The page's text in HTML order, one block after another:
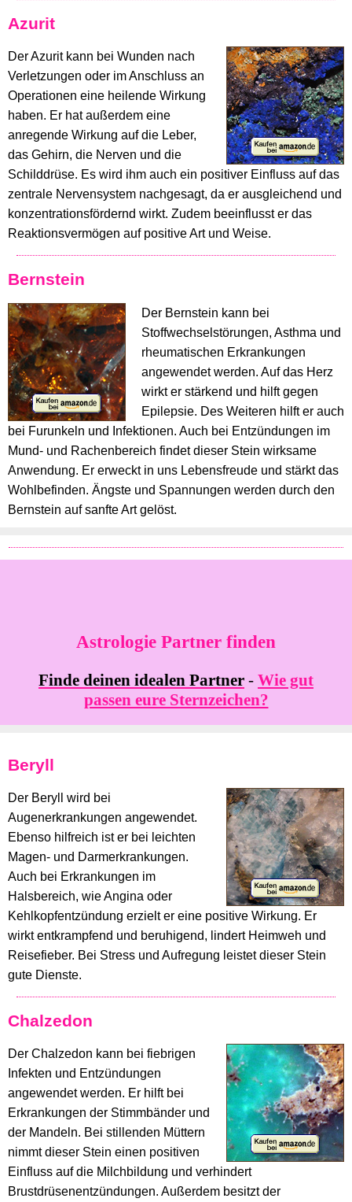
Azurit
Der Azurit kann bei Wunden nach
Verletzungen oder im Anschluss an
Operationen eine heilende Wirkung
haben. Er hat außerdem eine
anregende Wirkung auf die Leber,
das Gehirn, die Nerven und die
Schilddrüse. Es wird ihm auch ein positiver Einfluss auf das
zentrale Nervensystem nachgesagt, da er ausgleichend und
konzentrationsfördernd wirkt. Zudem beeinflusst er das
Reaktionsvermögen auf positive Art und Weise.
Bernstein
Der Bernstein kann bei
Stoffwechselstörungen, Asthma und
rheumatischen Erkrankungen
angewendet werden. Auf das Herz
wirkt er stärkend und hilft gegen
Epilepsie. Des Weiteren hilft er auch
bei Furunkeln und Infektionen. Auch bei Entzündungen im
Mund- und Rachenbereich findet dieser Stein wirksame
Anwendung. Er erweckt in uns Lebensfreude und stärkt das
Wohlbefinden. Ängste und Spannungen werden durch den
Bernstein auf sanfte Art gelöst.
Astrologie Partner finden
Finde deinen idealen Partner - Wie gut
passen eure Sternzeichen?
Beryll
Der Beryll wird bei
Augenerkrankungen angewendet.
Ebenso hilfreich ist er bei leichten
Magen- und Darmerkrankungen.
Auch bei Erkrankungen im
Halsbereich, wie Angina oder
Kehlkopfentzündung erzielt er eine positive Wirkung. Er
wirkt entkrampfend und beruhigend, lindert Heimweh und
Reisefieber. Bei Stress und Aufregung leistet dieser Stein
gute Dienste.
Chalzedon
Der Chalzedon kann bei fiebrigen
Infekten und Entzündungen
angewendet werden. Er hilft bei
Erkrankungen der Stimmbänder und
der Mandeln. Bei stillenden Müttern
nimmt dieser Stein einen positiven
Einfluss auf die Milchbildung und verhindert
Brustdrüsenentzündungen. Außerdem besitzt der